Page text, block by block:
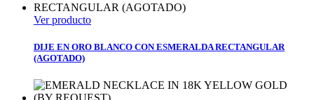
Ver producto
DIJE EN ORO BLANCO CON ESMERALDA RECTANGULAR
(AGOTADO)